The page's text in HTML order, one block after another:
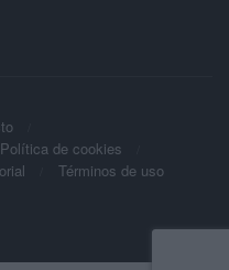
Política de cookies
Términos de uso